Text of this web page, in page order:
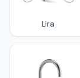
Lira